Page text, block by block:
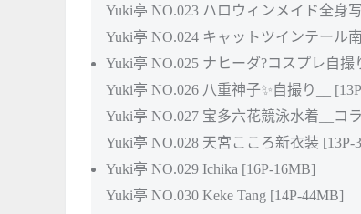
Yuki亭 NO.023 ハロウィンメイド全身
Yuki亭 NO.024 キャットツインテール
Yuki亭 NO.025 ナヒーダ?コスプレ自撮
Yuki亭 NO.026 八重神子✨自撮り__
Yuki亭 NO.027 宝多六花競泳水着__コ
Yuki亭 NO.028 天宮こころ新衣装 [13P-
Yuki亭 NO.029 Ichika [16P-16MB]
Yuki亭 NO.030 Keke Tang [14P-44MB]